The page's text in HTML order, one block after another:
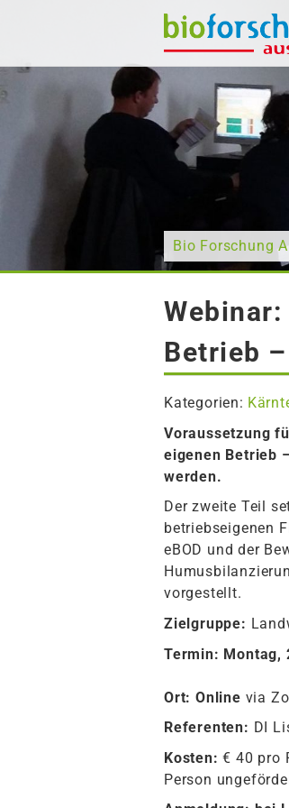
Wonach suchen Sie?
Bio Forschung
Betrieb
Kategorien:
Voraussetzung
eigenen Betrieb
werden.
Der zweite Teil
betriebseigenen
eBOD und der
vorgestellt.
Zielgruppe:
Termin: Montag,
Ort: Online via
Referenten: DI
Kosten:€ 40 pro
Person